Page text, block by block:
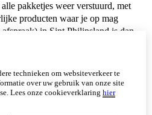
technieken om websiteverkeer te
over uw gebruik van onze site
Lees onze cookieverklaring hier
pakketjes weer verstuurd, met
producten waar je op mag
in Sint Philipsland is dan
afhaalpunten (Tholen en